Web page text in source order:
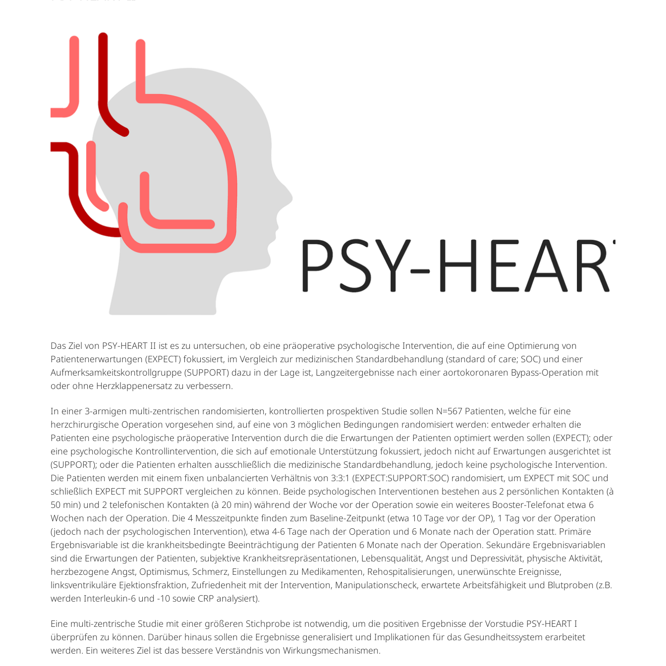
Das Ziel von PSY-HEART II ist es zu untersuchen, ob eine präoperative psychologische Intervention, die auf eine Optimierung von
Patientenerwartungen (EXPECT) fokussiert, im Vergleich zur medizinischen Standardbehandlung (standard of care; SOC) und einer
Aufmerksamkeitskontrollgruppe (SUPPORT) dazu in der Lage ist, Langzeitergebnisse nach einer aortokoronaren Bypass-Operation mit
oder ohne Herzklappenersatz zu verbessern.
In einer 3-armigen multi-zentrischen randomisierten, kontrollierten prospektiven Studie sollen N=567 Patienten, welche für eine
herzchirurgische Operation vorgesehen sind, auf eine von 3 möglichen Bedingungen randomisiert werden: entweder erhalten die
Patienten eine psychologische präoperative Intervention durch die die Erwartungen der Patienten optimiert werden sollen (EXPECT); oder
eine psychologische Kontrollintervention, die sich auf emotionale Unterstützung fokussiert, jedoch nicht auf Erwartungen ausgerichtet ist
(SUPPORT); oder die Patienten erhalten ausschließlich die medizinische Standardbehandlung, jedoch keine psychologische Intervention.
Die Patienten werden mit einem fixen unbalancierten Verhältnis von 3:3:1 (EXPECT:SUPPORT:SOC) randomisiert, um EXPECT mit SOC und
schließlich EXPECT mit SUPPORT vergleichen zu können. Beide psychologischen Interventionen bestehen aus 2 persönlichen Kontakten (à
50 min) und 2 telefonischen Kontakten (à 20 min) während der Woche vor der Operation sowie ein weiteres Booster-Telefonat etwa 6
Wochen nach der Operation. Die 4 Messzeitpunkte finden zum Baseline-Zeitpunkt (etwa 10 Tage vor der OP), 1 Tag vor der Operation
(jedoch nach der psychologischen Intervention), etwa 4-6 Tage nach der Operation und 6 Monate nach der Operation statt. Primäre
Ergebnisvariable ist die krankheitsbedingte Beeinträchtigung der Patienten 6 Monate nach der Operation. Sekundäre Ergebnisvariablen
sind die Erwartungen der Patienten, subjektive Krankheitsrepräsentationen, Lebensqualität, Angst und Depressivität, physische Aktivität,
herzbezogene Angst, Optimismus, Schmerz, Einstellungen zu Medikamenten, Rehospitalisierungen, unerwünschte Ereignisse,
linksventrikuläre Ejektionsfraktion, Zufriedenheit mit der Intervention, Manipulationscheck, erwartete Arbeitsfähigkeit und Blutproben (z.B.
werden Interleukin-6 und -10 sowie CRP analysiert).
Eine multi-zentrische Studie mit einer größeren Stichprobe ist notwendig, um die positiven Ergebnisse der Vorstudie PSY-HEART I
überprüfen zu können. Darüber hinaus sollen die Ergebnisse generalisiert und Implikationen für das Gesundheitssystem erarbeitet
werden. Ein weiteres Ziel ist das bessere Verständnis von Wirkungsmechanismen.